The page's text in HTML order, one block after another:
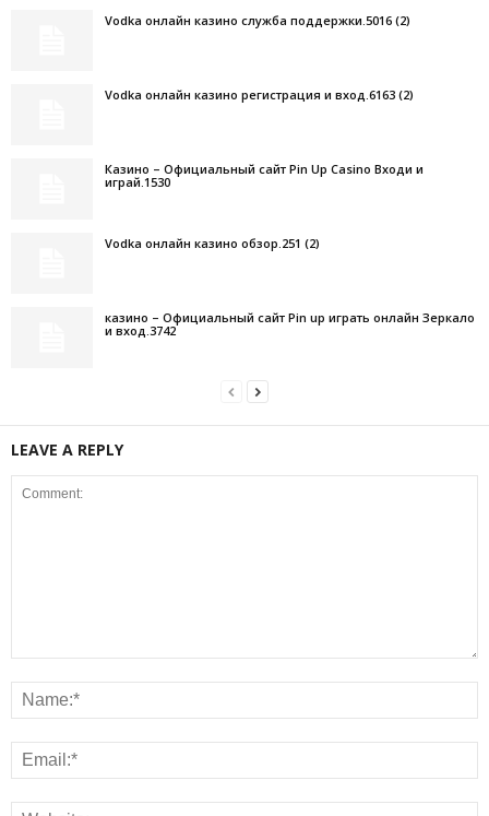
Vodka онлайн казино служба поддержки.5016 (2)
Vodka онлайн казино регистрация и вход.6163 (2)
Казино – Официальный сайт Pin Up Casino Входи и
играй.1530
Vodka онлайн казино обзор.251 (2)
казино – Официальный сайт Pin up играть онлайн Зеркало
и вход.3742
LEAVE A REPLY